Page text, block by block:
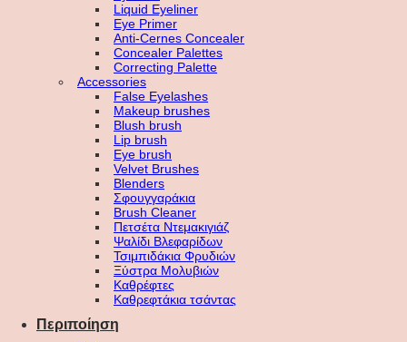
Liquid Eyeliner
Eye Primer
Anti-Cernes Concealer
Concealer Palettes
Correcting Palette
Accessories
False Eyelashes
Makeup brushes
Blush brush
Lip brush
Eye brush
Velvet Brushes
Blenders
Σφουγγαράκια
Brush Cleaner
Πετσέτα Ντεμακιγιάζ
Ψαλίδι Βλεφαρίδων
Τσιμπιδάκια Φρυδιών
Ξύστρα Μολυβιών
Καθρέφτες
Καθρεφτάκια τσάντας
Περιποίηση